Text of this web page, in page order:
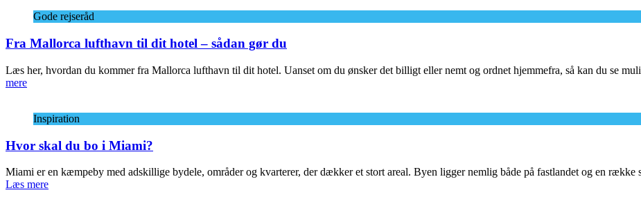
Gode rejseråd
Fra Mallorca lufthavn til dit hotel – sådan gør du
Læs her, hvordan du kommer fra Mallorca lufthavn til dit hotel. Uanset om du ønsker det billigt eller nemt og ordnet hjemmefra, så kan du se
mere
Inspiration
Hvor skal du bo i Miami?
Miami er en kæmpeby med adskillige bydele, områder og kvarterer, der dækker et stort areal. Byen ligger nemlig både på fastlandet og en
Læs mere